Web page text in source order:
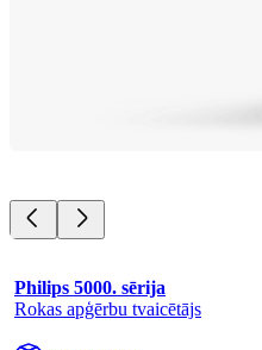
Philips 5000. sērija
Rokas apģērbu tvaicētājs